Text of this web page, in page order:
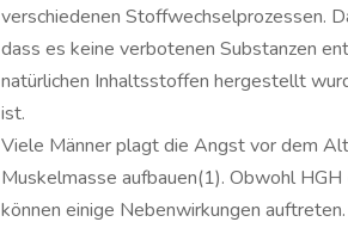
verschiedenen Stoffwechselprozessen.
dass es keine verbotenen Substanzen
natürlichen Inhaltsstoffen hergestellt
ist.
Viele Männer plagt die Angst vor dem
Muskelmasse aufbauen(1). Obwohl
können einige Nebenwirkungen